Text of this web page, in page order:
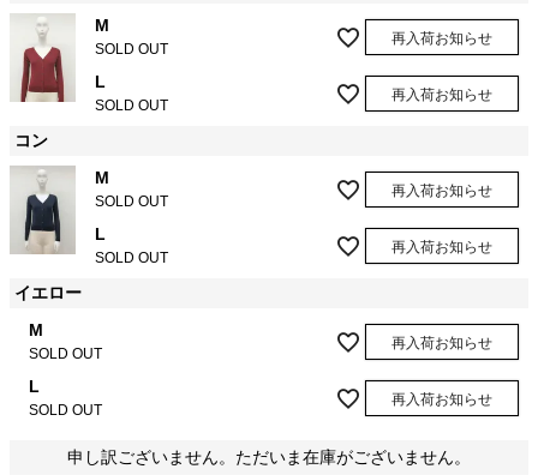
M
SOLD OUT
再入荷お知らせ
L
SOLD OUT
再入荷お知らせ
コン
M
SOLD OUT
再入荷お知らせ
L
SOLD OUT
再入荷お知らせ
イエロー
M
SOLD OUT
再入荷お知らせ
L
SOLD OUT
再入荷お知らせ
申し訳ございません。ただいま在庫がございません。